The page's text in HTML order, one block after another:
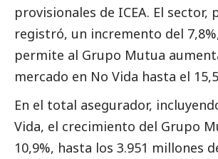
provisionales de ICEA. El sector,
registró, un incremento del
permite al Grupo Mutua
mercado en No Vida hasta el
En el total asegurador,
Vida, el crecimiento del Grupo
10,9%, hasta los 3.951 millones